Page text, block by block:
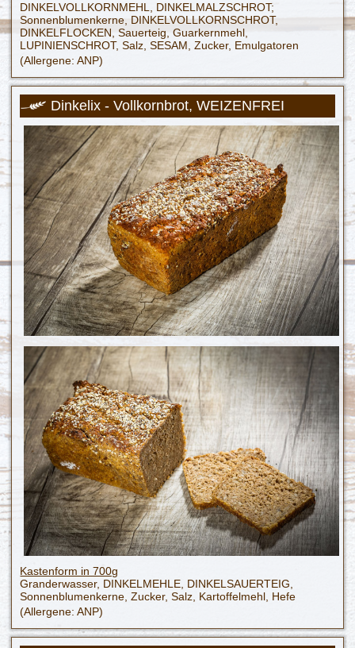
DINKELVOLLKORNMEHL, DINKELMALZSCHROT;
Sonnenblumenkerne, DINKELVOLLKORNSCHROT,
DINKELFLOCKEN, Sauerteig, Guarkernmehl,
LUPINIENSCHROT, Salz, SESAM, Zucker, Emulgatoren
(Allergene: ANP)
Dinkelix - Vollkornbrot, WEIZENFREI
Kastenform in 700g
Granderwasser, DINKELMEHLE, DINKELSAUERTEIG,
Sonnenblumenkerne, Zucker, Salz, Kartoffelmehl, Hefe
(Allergene: ANP)